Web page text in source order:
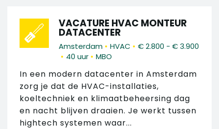
VACATURE HVAC MONTEUR
DATACENTER
Amsterdam • HVAC • € 2.800 - € 3.900
• 40 uur • MBO
In een modern datacenter in Amsterdam
zorg je dat de HVAC-installaties,
koeltechniek en klimaatbeheersing dag
en nacht blijven draaien. Je werkt tussen
hightech systemen waar...